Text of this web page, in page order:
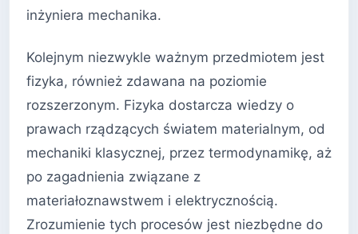
inżyniera mechanika.
Kolejnym niezwykle ważnym przedmiotem jest
fizyka, również zdawana na poziomie
rozszerzonym. Fizyka dostarcza wiedzy o
prawach rządzących światem materialnym, od
mechaniki klasycznej, przez termodynamikę, aż
po zagadnienia związane z
materiałoznawstwem i elektrycznością.
Zrozumienie tych procesów jest niezbędne do